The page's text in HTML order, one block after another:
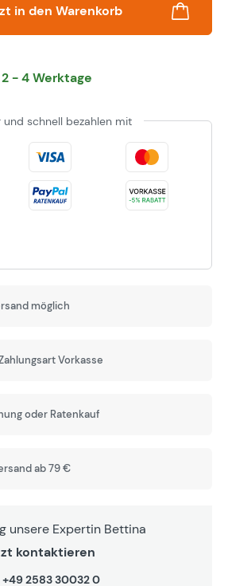
in den Warenkorb
- 4 Werktage
und schnell bezahlen mit
möglich
Vorkasse
oder Ratenkauf
ab 79 €
unsere Expertin Bettina
kontaktieren
+49 2583 30032 0